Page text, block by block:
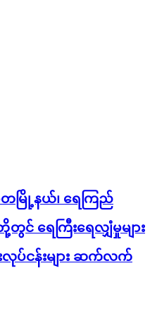
တမြို့နယ်၊ ရေကြည်
င် ရေကြီးရေလျှံမှုများ
ငန်းများ ဆက်လက်